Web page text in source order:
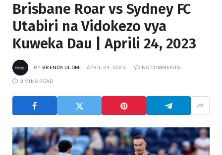
Brisbane Roar vs Sydney FC
Utabiri na Vidokezo vya
Kuweka Dau | Aprili 24, 2023
BY BRENDA ULOMI APRIL 24, 2023 NO COMMENTS
3 MINS READ